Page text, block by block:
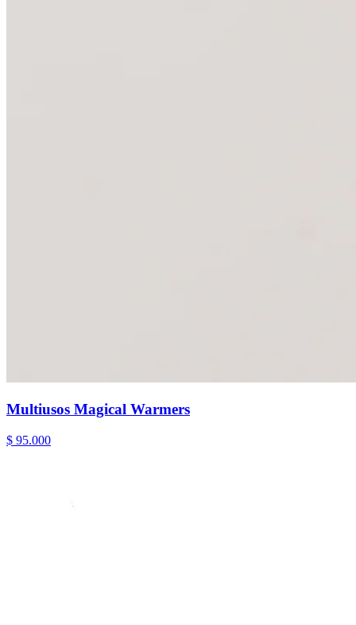
Multiusos Magical Warmers
$ 95.000